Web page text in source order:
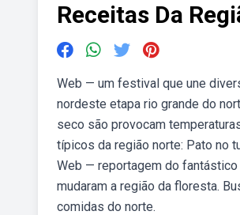
Receitas Da
Web — um festival que une
nordeste etapa rio grande do
seco são provocam
típicos da região norte: Pato no
Web — reportagem do
mudaram a região da floresta.
comidas do norte.